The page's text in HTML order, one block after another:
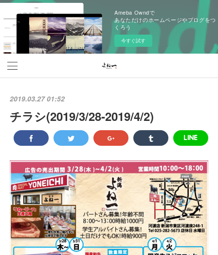
Ameba Owndで
あなただけのホームページやブログをつ
くろう
今すぐ試す
2019.03.27 01:52
チラシ(2019/3/28‐2019/4/2)